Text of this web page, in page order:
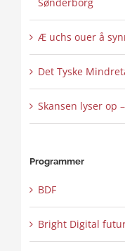
Æ uchs ouer å
Det Tyske
Skansen lyser op
Programmer
BDF
Bright Digital